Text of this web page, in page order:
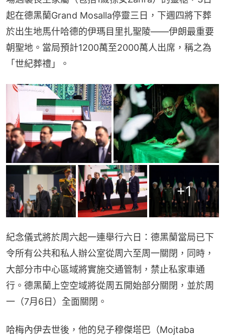
起在德黑蘭Grand Mosalla停靈三日，下週四將下葬
於出生地馬什哈德的伊瑪目里扎聖陵——伊朗最重要
朝聖地。當局預計1200萬至2000萬人出席，稱之為
「世紀葬禮」。
+1
紀念儀式將於周六起一連舉行六日：德黑蘭當局已下
令所有公共和私人辦公室從周六至周一關閉，同時，
大部分市中心區域將實施交通管制，禁止私家車通
行。德黑蘭上空空域將從周五開始部分關閉，並於周
一（7月6日）全面關閉。
哈梅內伊去世後，他的兒子穆傑塔巴（Mojtaba